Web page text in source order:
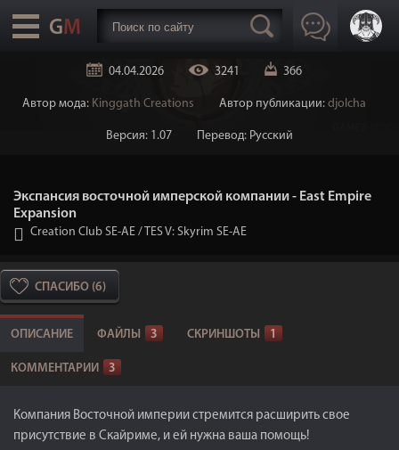
04.04.2026 3241 366
Автор мода: Kinggath Creations Автор публикации: djolcha
Версия: 1.07 Перевод: Русский
Экспансия восточной имперской компании - East Empire
Expansion
Creation Club SE-AE / TES V: Skyrim SE-AE
СПАСИБО (6)
ОПИСАНИЕ ФАЙЛЫ 3 СКРИНШОТЫ 1
КОММЕНТАРИИ 3
Компания Восточной империи стремится расширить свое
присутствие в Скайриме, и ей нужна ваша помощь!